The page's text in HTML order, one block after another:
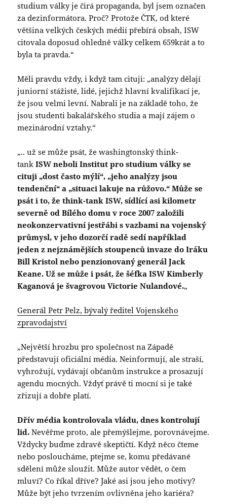
studium války je čirá propaganda, byl jsem označen
za dezinformátora. Proč? Protože ČTK, od které
většina velkých českých médií přebírá obsah, ISW
citovala doposud ohledně války celkem 659krát a to
byla ta pravda.“
Měli pravdu vždy, i když tam cituji: „analýzy dělají
juniorní stážisté, lidé, jejichž hlavní kvalifikací je,
že jsou velmi levní. Nabrali je na základě toho, že
jsou studenti bakalářského studia a mají zájem o
mezinárodní vztahy.“
„.. už se může psát, že washingtonský think-
tankISW neboli Institut pro studium války se
cituji „dost často mýlí“, „jeho analýzy jsou
tendenční“ a „situaci lakuje na růžovo.“ Může se
psát i to, že think-tank ISW, sídlící asi kilometr
severně od Bílého domu v roce 2007 založili
neokonzervativní jestřábi s vazbami na vojenský
průmysl, v jeho dozorčí radě sedí například
jeden z nejznámějších stoupenců invaze do Iráku
Bill Kristol nebo penzionovaný generál Jack
Keane. Už se může i psát, že šéfka ISW Kimberly
Kaganová je švagrovou Victorie Nulandové.„
Generál Petr Pelz, bývalý ředitel Vojenského
zpravodajství
„Největší hrozbu pro společnost na Západě
představují oficiální média. Neinformují, ale straší,
vyhrožují, vydávají občanům instrukce a prosazují
agendu mocných. Vždyť právě ti mocní si je také
zřizují a dobře platí.
Dřív média kontrolovala vládu, dnes kontrolují
lid.Nevěřme proto, ale přemýšlejme, porovnávejme.
Vždycky buďme zdravě skeptičtí. Když něco čteme
nebo posloucháme, ptejme se, komu předávané
sdělení může sloužit. Může autor vědět, o čem
mluví? Co říkal dříve? Jaké asi jsou jeho motivy?
Může být jeho tvrzením ovlivněna jeho kariéra?